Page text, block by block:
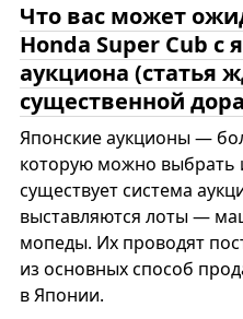
Что вас может
Honda Super Cub с
аукциона (статья
существенной
Японские аукционы —
которую можно выбрать
существует система
выставляются лоты —
мопеды. Их проводят
из основных способ
в Японии.